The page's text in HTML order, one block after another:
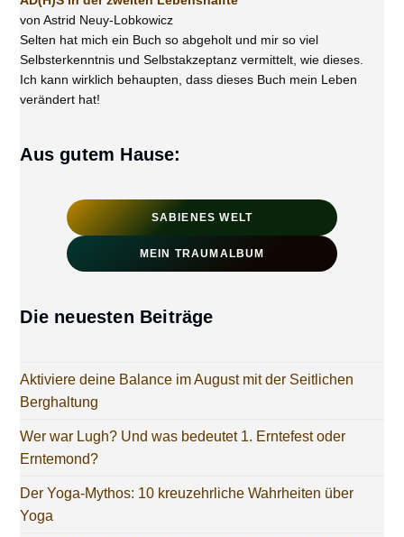
von Astrid Neuy-Lobkowicz
Selten hat mich ein Buch so abgeholt und mir so viel
Selbsterkenntnis und Selbstakzeptanz vermittelt, wie dieses.
Ich kann wirklich behaupten, dass dieses Buch mein Leben
verändert hat!
Aus gutem Hause:
SABIENES WELT
MEIN TRAUMALBUM
Die neuesten Beiträge
Aktiviere deine Balance im August mit der Seitlichen
Berghaltung
Wer war Lugh? Und was bedeutet 1. Erntefest oder
Erntemond?
Der Yoga-Mythos: 10 kreuzehrliche Wahrheiten über
Yoga